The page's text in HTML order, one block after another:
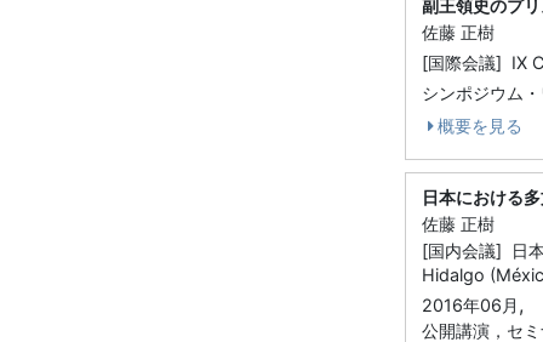
副王領史のプ
佐藤 正樹
[国際会議] IX
シンポジウム
概要を見る
日本における
佐藤 正樹
[国内会議] 日
Hidalgo
2016年06月 ,
公開講演，セ